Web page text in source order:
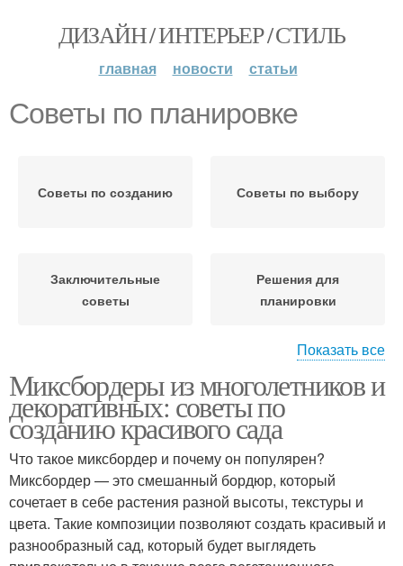
ДИЗАЙН / ИНТЕРЬЕР / СТИЛЬ
главная новости статьи
Советы по планировке
Советы по созданию Советы по выбору
Заключительные
советы
Решения для
планировки
Линейная планировка
Показать все
Миксбордеры из многолетников и
декоративных: советы по
созданию красивого сада
Что такое миксбордер и почему он популярен?
Миксбордер — это смешанный бордюр, который
сочетает в себе растения разной высоты, текстуры и
цвета. Такие композиции позволяют создать красивый и
разнообразный сад, который будет выглядеть